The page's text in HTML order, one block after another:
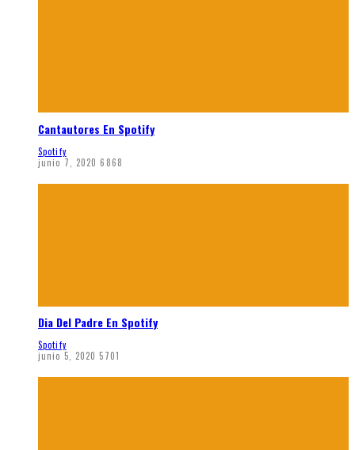
Cantautores En Spotify
Spotify
junio 7, 2020 6868
Dia Del Padre En Spotify
Spotify
junio 5, 2020 5701